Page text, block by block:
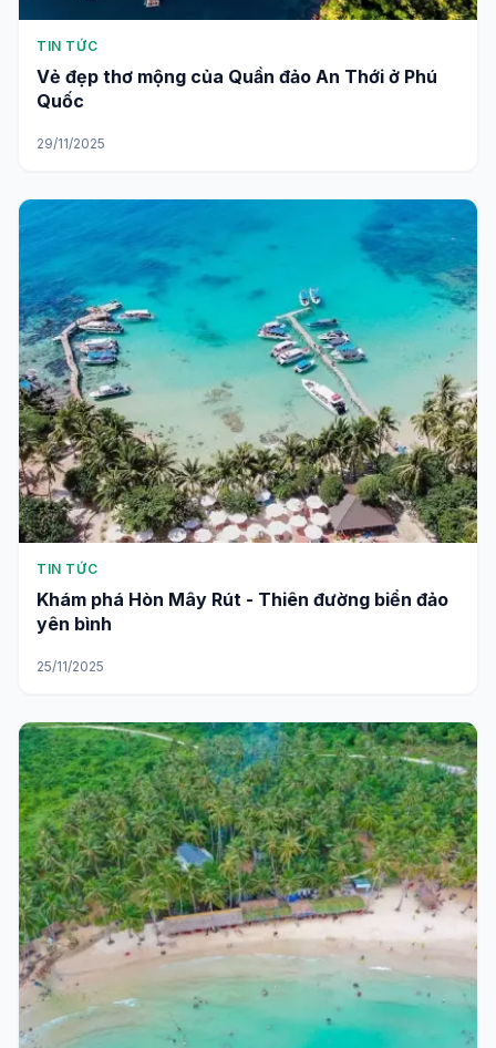
TIN TỨC
Vẻ đẹp thơ mộng của Quần đảo An Thới ở Phú
Quốc
29/11/2025
TIN TỨC
Khám phá Hòn Mây Rút - Thiên đường biển đảo
yên bình
25/11/2025